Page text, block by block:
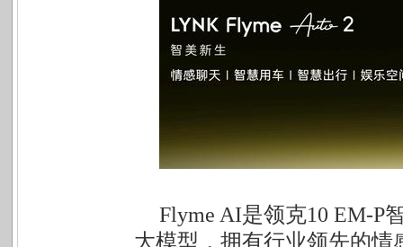
Flyme AI是领克10 EM-P
大模型，拥有行业领先的